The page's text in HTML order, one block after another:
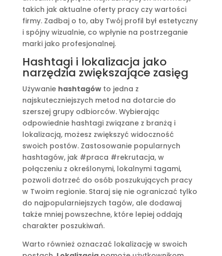
takich jak aktualne oferty pracy czy wartości
firmy. Zadbaj o to, aby Twój profil był estetyczny
i spójny wizualnie, co wpłynie na postrzeganie
marki jako profesjonalnej.
Hashtagi i lokalizacja jako
narzędzia zwiększające zasięg
Używanie hashtagówto jedna z
najskuteczniejszych metod na dotarcie do
szerszej grupy odbiorców. Wybierając
odpowiednie hashtagi związane z branżą i
lokalizacją, możesz zwiększyć widoczność
swoich postów. Zastosowanie popularnych
hashtagów, jak #praca #rekrutacja, w
połączeniu z określonymi, lokalnymi tagami,
pozwoli dotrzeć do osób poszukujących pracy
w Twoim regionie. Staraj się nie ograniczać tylko
do najpopularniejszych tagów, ale dodawaj
także mniej powszechne, które lepiej oddają
charakter poszukiwań.
Warto również oznaczać lokalizację w swoich